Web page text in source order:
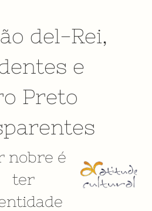
del-Rei,
e
Preto
nobre é
ter